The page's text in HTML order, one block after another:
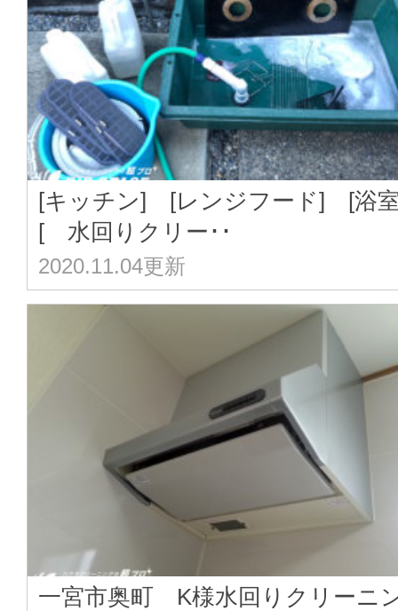
[キッチン] [レンジフード] [浴
[ 水回りクリー･･
2020.11.04更新
一宮市奥町 K様水回りクリーニ